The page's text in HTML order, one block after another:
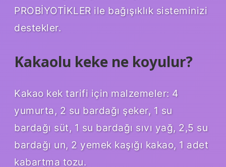
PROBİYOTİKLER ile bağışıklık sisteminizi
destekler.
Kakaolu keke ne koyulur?
Kakao kek tarifi için malzemeler: 4
yumurta, 2 su bardağı şeker, 1 su
bardağı süt, 1 su bardağı sıvı yağ, 2,5 su
bardağı un, 2 yemek kaşığı kakao, 1 adet
kabartma tozu.